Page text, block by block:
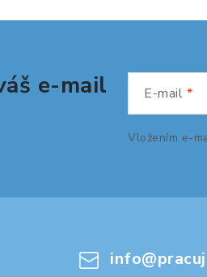
e-mail E-mail
Vložením e-
info@